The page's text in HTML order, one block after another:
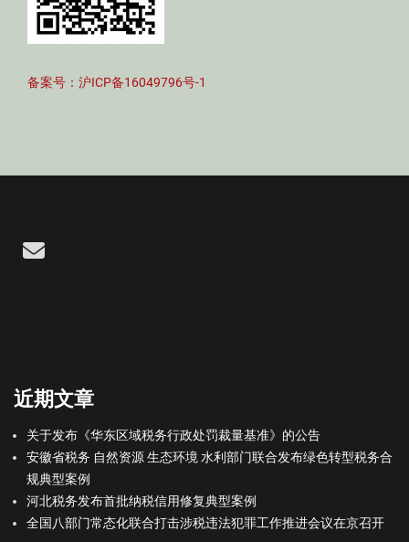
备案号：沪ICP备16049796号-1
Email
近期文章
关于发布《华东区域税务行政处罚裁量基准》的公告
安徽省税务 自然资源 生态环境 水利部门联合发布绿色转型税务合
规典型案例
河北税务发布首批纳税信用修复典型案例
全国八部门常态化联合打击涉税违法犯罪工作推进会议在京召开